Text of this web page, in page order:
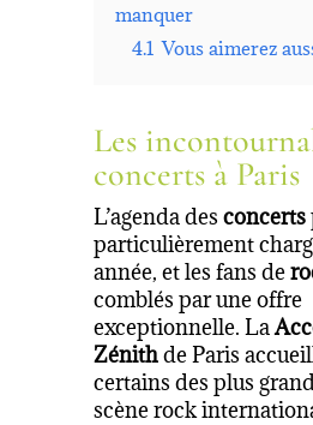
manquer
4.1 Vous aimerez
Les
concerts à Paris
L’agenda desconcerts
particulièrement
année, et les fans de
comblés par une offre
exceptionnelle. La
Zénithde Paris
certains des plus
scène rock